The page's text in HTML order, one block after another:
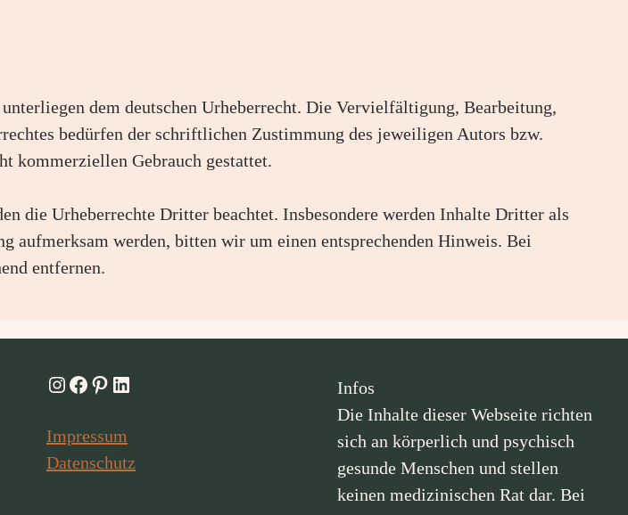
dem deutschen Urheberrecht. Die Vervielfältigung, Bearbeitung,
bedürfen der schriftlichen Zustimmung des jeweiligen Autors bzw.
kommerziellen Gebrauch gestattet.
die Urheberrechte Dritter beachtet. Insbesondere werden Inhalte Dritter als
aufmerksam werden, bitten wir um einen entsprechenden Hinweis. Bei
entfernen.
Instagram
Facebook
Pinterest
LinkedIn
Impressum
Datenschutz
Infos
Die Inhalte dieser Webseite richten
sich an körperlich und psychisch
gesunde Menschen und stellen
keinen medizinischen Rat dar. Bei